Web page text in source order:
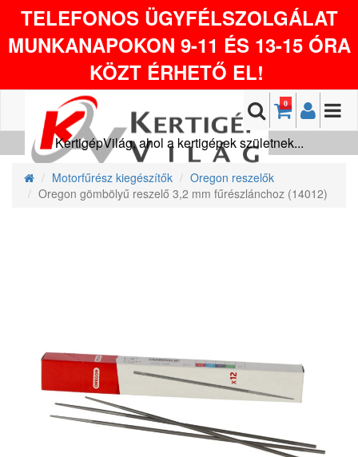
TELEFONOS ÜGYFÉLSZOLGÁLAT
MUNKANAPOKON 9-11 ÉS 13-15 ÓRA
KÖZT ÉRHETŐ EL!
0
KertigépVilág, ahol a kertigépek születnek...
Motorfűrész kiegészítők
Oregon reszelők
Oregon gömbölyű reszelő 3,2 mm fűrészlánchoz (14012)